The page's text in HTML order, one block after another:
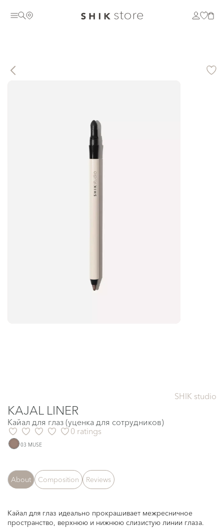
SHIK studio
KAJAL LINER
Кайал для глаз (уценка для сотрудников)
0 ratings
03 MUSE
About Composition Reviews
Кайал для глаз идеально прокрашивает межресничное
пространство, верхнюю и нижнюю слизистую линии глаза.